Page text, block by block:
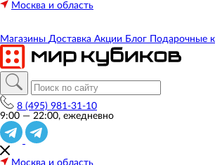
Москва и область
Магазины Доставка Акции Блог Подарочные
8 (495) 981-31-10
9:00 — 22:00, ежедневно
Москва и область